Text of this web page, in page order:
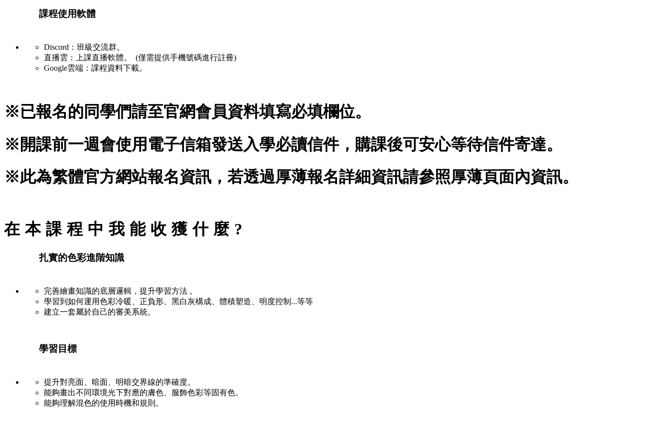
課程使用軟體
Discord：班級交流群。
直播雲：上課直播軟體。 (僅需提供手機號碼進行註冊)
Google雲端：課程資料下載。
※已報名的同學們請至官網會員資料填寫必填欄位。
※開課前一週會使用電子信箱發送入學必讀信件，購課後可安心等待信件寄達。
※此為繁體官方網站報名資訊 ，若透過厚薄報名詳細資訊請參照厚薄頁面內資訊。
在本課程中我能收獲什麼?
扎實的色彩進階知識
完善繪畫知識的底層邏輯，提升學習方法 。
學習到如何運用色彩冷暖、正負形、黑白灰構成、體積塑造、明度控制...等等
建立一套屬於自己的審美系統。
學習目標
提升對亮面、暗面、明暗交界線的準確度。
能夠畫出不同環境光下對應的膚色、服飾色彩等固有色。
能夠理解混色的使用時機和規則。